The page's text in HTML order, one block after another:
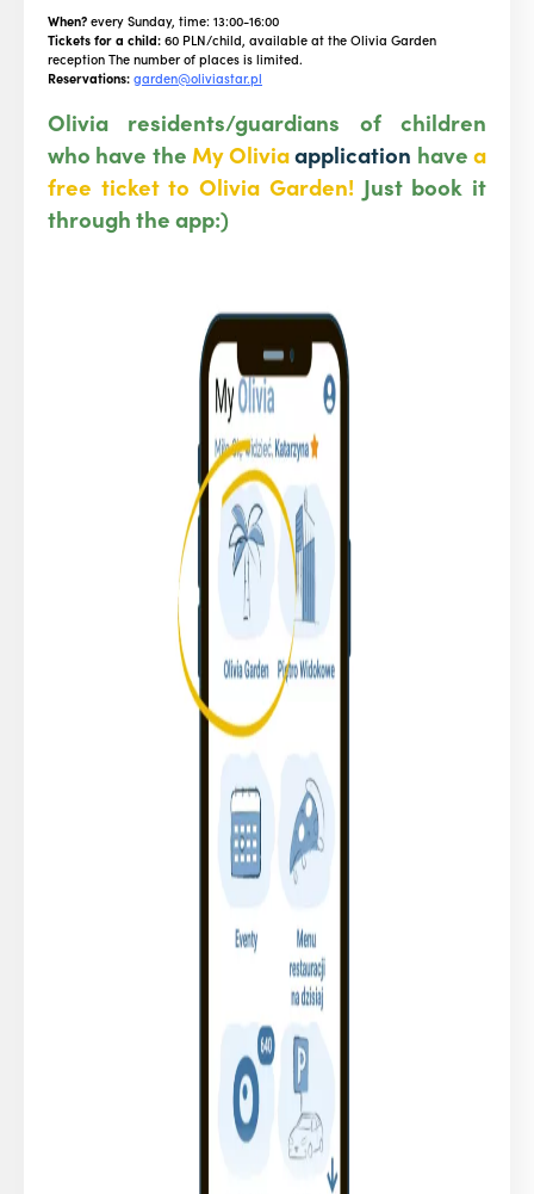
When?every Sunday, time: 13:00-16:00
Tickets for a child:60 PLN/child, available at the Olivia Garden
reception The number of places is limited.
Reservations:garden@oliviastar.pl
Olivia residents/guardians of children
who have the My Oliviaapplication havea
free ticket to Olivia Garden! Just book it
through the app:)